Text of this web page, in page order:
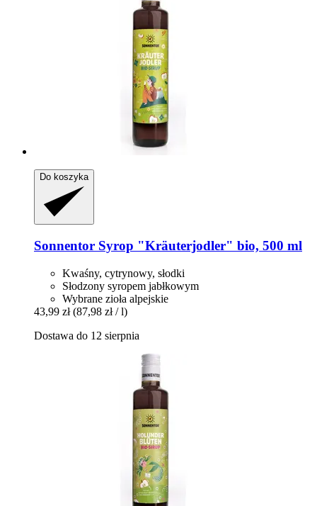
Do koszyka
Sonnentor Syrop "Kräuterjodler" bio, 500 ml
Kwaśny, cytrynowy, słodki
Słodzony syropem jabłkowym
Wybrane zioła alpejskie
43,99 zł (87,98 zł / l)
Dostawa do 12 sierpnia